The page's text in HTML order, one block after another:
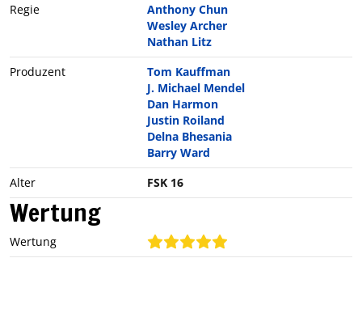
Regie
Anthony Chun
Wesley Archer
Nathan Litz
Produzent
Tom Kauffman
J. Michael Mendel
Dan Harmon
Justin Roiland
Delna Bhesania
Barry Ward
Alter
FSK 16
Wertung
Wertung